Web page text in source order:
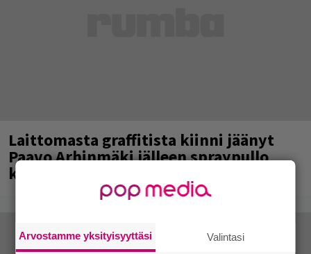
Laittomasta graffitista kiinni jäänyt
Paavo Arhinmäki jälleen spraypullo
kädessä – näitä puolueita ei kiinnosta
Arvostamme yksityisyyttäsi Valintasi